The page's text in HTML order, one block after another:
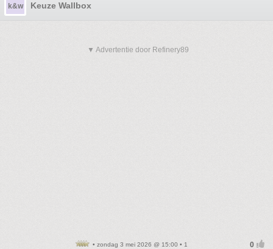
k&w Keuze Wallbox
▼ Advertentie door Refinery89
• zondag 3 mei 2026 @ 15:00 • 1